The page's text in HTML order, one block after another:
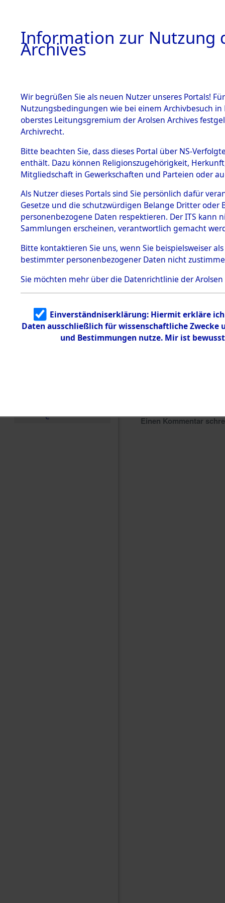
BESTÄNDE
1.
mente
5. Verschiedenes
5.3
Todesmärsche
5.3.1 Alliierte
Erhebungen
zu
Todesmärsch
en
5.3.2
Identifizierun
5.3.3
Todesmärsch
e
Listen
0035
Einen Kommentar
Information zur Nutzung
Archives
Wir begrüßen Sie als neuen Nutzer unseres Portals!
Nutzungsbedingungen wie bei einem Archivbesuch
oberstes Leitungsgremium der Arolsen Archives
Archivrecht.
Bitte beachten Sie, dass dieses Portal über NS-
enthält. Dazu können Religionszugehörigkeit,
Mitgliedschaft in Gewerkschaften und Parteien oder
Als Nutzer dieses Portals sind Sie persönlich dafür
Gesetze und die schutzwürdigen Belange Dritter
personenbezogene Daten respektieren. Der ITS
Sammlungen erscheinen, verantwortlich gemacht
Bitte kontaktieren Sie uns, wenn Sie beispielsweiser
bestimmter personenbezogener Daten nicht
Sie möchten mehr über die Datenrichtlinie der Arolsen
Einverständniserklärung: Hiermit erkläre
Daten ausschließlich für wissenschaftliche
und Bestimmungen nutze. Mir ist